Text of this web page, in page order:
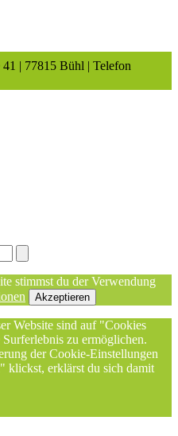
| 77815 Bühl | Telefon
stimmst du der Verwendung
Akzeptieren
Website sind auf "Cookies
zu ermöglichen.
der Cookie-Einstellungen
klickst, erklärst du sich damit